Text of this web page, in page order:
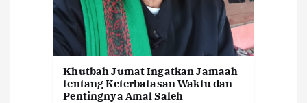
Khutbah Jumat Ingatkan Jamaah
tentang Keterbatasan Waktu dan
Pentingnya Amal Saleh